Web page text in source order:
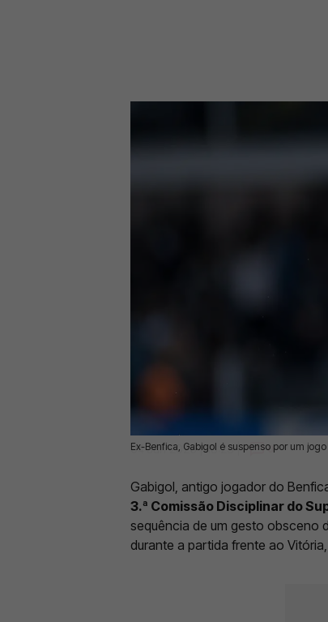
Ex-Benfica, Gabigol é suspenso por um
04 Jun 2026 | 13:23 | 0
Gabigol, antigo jogador do
3.ª Comissão Disciplinar do
sequência de um gesto obsceno
durante a partida frente ao